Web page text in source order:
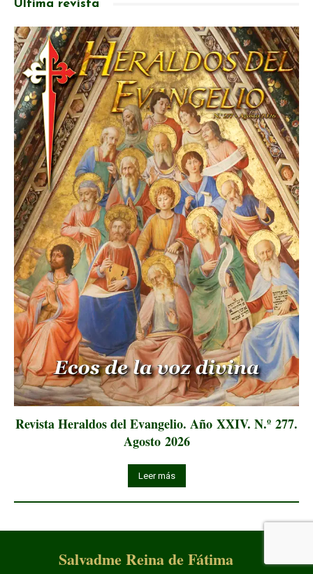
Última revista
Revista Heraldos del Evangelio. Año XXIV. N.º 277.
Agosto 2026
Leer más
Salvadme Reina de Fátima